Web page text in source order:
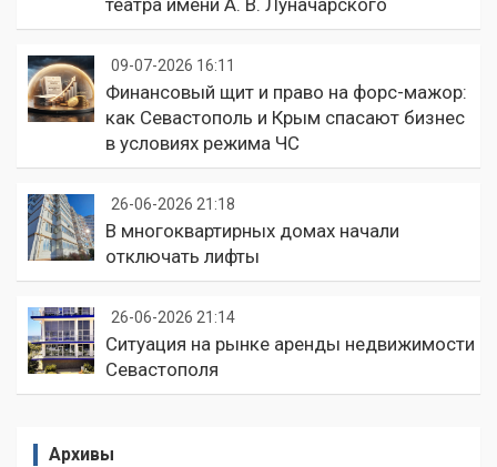
театра имени А. В. Луначарского
09-07-2026 16:11
Финансовый щит и право на форс-мажор:
как Севастополь и Крым спасают бизнес
в условиях режима ЧС
26-06-2026 21:18
В многоквартирных домах начали
отключать лифты
26-06-2026 21:14
Ситуация на рынке аренды недвижимости
Севастополя
Архивы